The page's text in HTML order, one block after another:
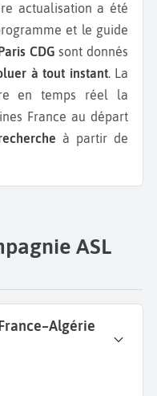
actualisation a été
et le guide
CDG sont donnés
à tout instant. La
en temps réel la
France au départ
à partir de
ASL